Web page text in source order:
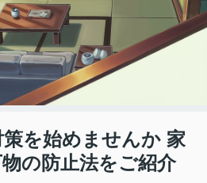
を始めませんか 家
の防止法をご紹介